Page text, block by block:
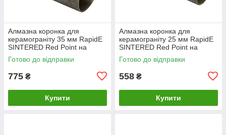
Алмазна коронка для
керамограніту 35 мм RapidE
SINTERED Red Point на
Дриль
Готово до відправки
775 ₴
Купити
Алмазна коронка для
керамограніту 25 мм RapidE
SINTERED Red Point на
Дриль
Готово до відправки
558 ₴
Купити